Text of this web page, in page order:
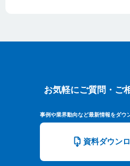
お気軽にご質問・ご
お気軽にご質問・ご
事例や業界動向など最新情報をダウ
資料ダウン